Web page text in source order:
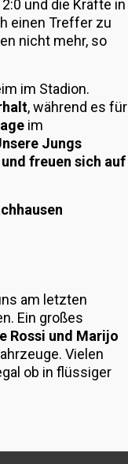
und die Kräfte in
einen Treffer zu
nicht mehr, so
im Stadion.
, während es für
im
Jungs
freuen sich auf
am letzten
Ein großes
Rossi und Marijo
Vielen
ob in flüssiger